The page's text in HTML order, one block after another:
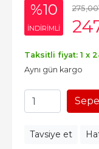
%10
INDIRIMLI
275,00
Taksitli fiyat: 1 x
Aynı gün kargo
Tavsiye et